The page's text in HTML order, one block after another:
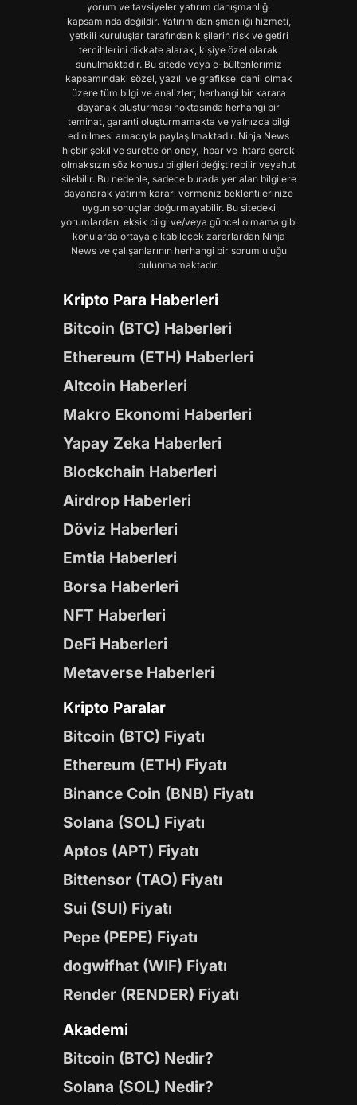
yorum ve tavsiyeler yatırım danışmanlığı
kapsamında değildir. Yatırım danışmanlığı hizmeti,
yetkili kuruluşlar tarafından kişilerin risk ve getiri
tercihlerini dikkate alarak, kişiye özel olarak
sunulmaktadır. Bu sitede veya e-bültenlerimiz
kapsamındaki sözel, yazılı ve grafiksel dahil olmak
üzere tüm bilgi ve analizler; herhangi bir karara
dayanak oluşturması noktasında herhangi bir
teminat, garanti oluşturmamakta ve yalnızca bilgi
edinilmesi amacıyla paylaşılmaktadır. Ninja News
hiçbir şekil ve surette ön onay, ihbar ve ihtara gerek
olmaksızın söz konusu bilgileri değiştirebilir veyahut
silebilir. Bu nedenle, sadece burada yer alan bilgilere
dayanarak yatırım kararı vermeniz beklentilerinize
uygun sonuçlar doğurmayabilir. Bu sitedeki
yorumlardan, eksik bilgi ve/veya güncel olmama gibi
konularda ortaya çıkabilecek zararlardan Ninja
News ve çalışanlarının herhangi bir sorumluluğu
bulunmamaktadır.
Kripto Para Haberleri
Bitcoin (BTC) Haberleri
Ethereum (ETH) Haberleri
Altcoin Haberleri
Makro Ekonomi Haberleri
Yapay Zeka Haberleri
Blockchain Haberleri
Airdrop Haberleri
Döviz Haberleri
Emtia Haberleri
Borsa Haberleri
NFT Haberleri
DeFi Haberleri
Metaverse Haberleri
Kripto Paralar
Bitcoin (BTC) Fiyatı
Ethereum (ETH) Fiyatı
Binance Coin (BNB) Fiyatı
Solana (SOL) Fiyatı
Aptos (APT) Fiyatı
Bittensor (TAO) Fiyatı
Sui (SUI) Fiyatı
Pepe (PEPE) Fiyatı
dogwifhat (WIF) Fiyatı
Render (RENDER) Fiyatı
Akademi
Bitcoin (BTC) Nedir?
Solana (SOL) Nedir?